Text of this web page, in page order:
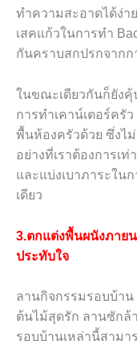
ทำความสะอาดได้ง่า
เสคแก้วในการทำ
กันคราบสกปรกจากก
ในขณะเดียวกันก็ยังคุ้
การทำเคาน์เตอร์ครั
พื้นห้องครัวด้วย ซึ่งไ
อย่างที่เราต้องการเ
และแบ่งเบาภาระใน
เดียว
3.ตกแต่งพื้นผนังภาย
ประทับใจ
ลานกิจกรรมรอบบ้า
ต้นไม้สุดรัก ลานซักล้
รอบบ้านเหล่านี้สามา